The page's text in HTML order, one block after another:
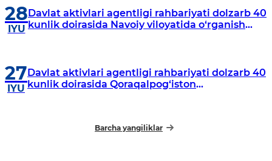
28
IYU
Davlat aktivlari agentligi rahbariyati dolzarb 40
kunlik doirasida Navoiy viloyatida o‘rganish
27
IYU
Davlat aktivlari agentligi rahbariyati dolzarb 40
kunlik doirasida Qoraqalpog‘iston
Barcha yangiliklar